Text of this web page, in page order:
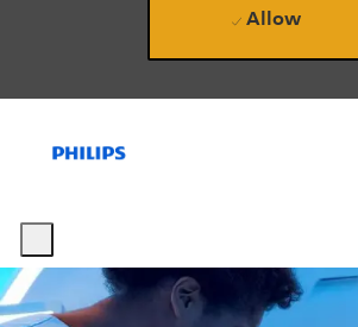
-
-
Allow